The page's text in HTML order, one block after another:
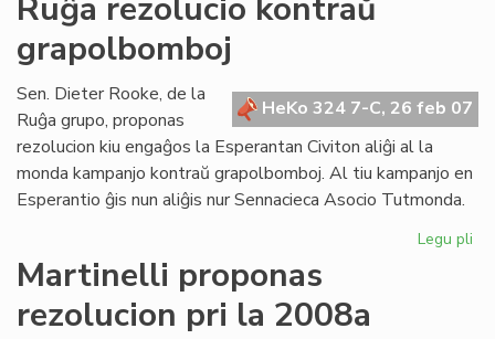
Ruĝa rezolucio kontraŭ
grapolbomboj
HeKo 324 7-C, 26 feb 07
Sen. Dieter Rooke, de la
Ruĝa grupo, proponas
rezolucion kiu engaĝos la Esperantan Civiton aliĝi al la
monda kampanjo kontraŭ grapolbomboj. Al tiu kampanjo en
Esperantio ĝis nun aliĝis nur Sennacieca Asocio Tutmonda.
Legu pli
Martinelli proponas
rezolucion pri la 2008a